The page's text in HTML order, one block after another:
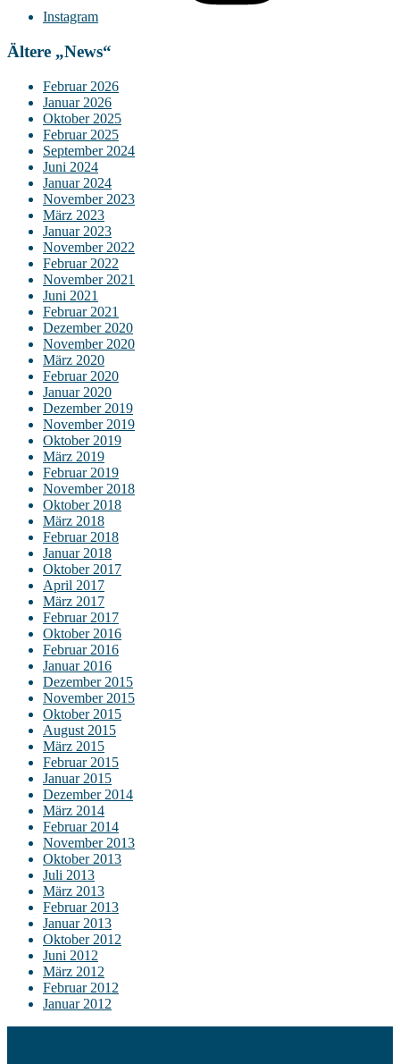
Instagram
Ältere „News“
Februar 2026
Januar 2026
Oktober 2025
Februar 2025
September 2024
Juni 2024
Januar 2024
November 2023
März 2023
Januar 2023
November 2022
Februar 2022
November 2021
Juni 2021
Februar 2021
Dezember 2020
November 2020
März 2020
Februar 2020
Januar 2020
Dezember 2019
November 2019
Oktober 2019
März 2019
Februar 2019
November 2018
Oktober 2018
März 2018
Februar 2018
Januar 2018
Oktober 2017
April 2017
März 2017
Februar 2017
Oktober 2016
Februar 2016
Januar 2016
Dezember 2015
November 2015
Oktober 2015
August 2015
März 2015
Februar 2015
Januar 2015
Dezember 2014
März 2014
Februar 2014
November 2013
Oktober 2013
Juli 2013
März 2013
Februar 2013
Januar 2013
Oktober 2012
Juni 2012
März 2012
Februar 2012
Januar 2012